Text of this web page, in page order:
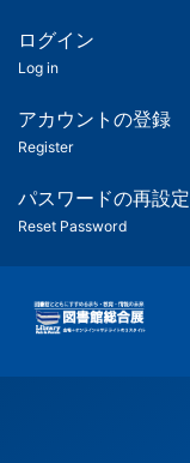
ツ
匿
名
ユ
ー
ー
用
メ
ログイン
Log in
アカウントの登録
Register
パスワードの再設定
Reset Password